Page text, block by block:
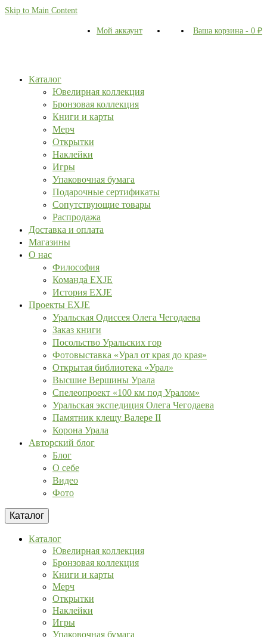
Skip to Main Content
Мой аккаунт Ваша корзина - 0 ₽
Каталог
Ювелирная коллекция
Бронзовая коллекция
Книги и карты
Мерч
Открытки
Наклейки
Игры
Упаковочная бумага
Подарочные сертификаты
Сопутствующие товары
Распродажа
Доставка и оплата
Магазины
О нас
Философия
Команда EXJE
История EXJE
Проекты EXJE
Уральская Одиссея Олега Чегодаева
Заказ книги
Посольство Уральских гор
Фотовыставка «Урал от края до края»
Открытая библиотека «Урал»
Высшие Вершины Урала
Спелеопроект «100 км под Уралом»
Уральская экспедиция Олега Чегодаева
Памятник клещу Валере II
Корона Урала
Авторский блог
Блог
О себе
Видео
Фото
Каталог
Каталог
Ювелирная коллекция
Бронзовая коллекция
Книги и карты
Мерч
Открытки
Наклейки
Игры
Упаковочная бумага